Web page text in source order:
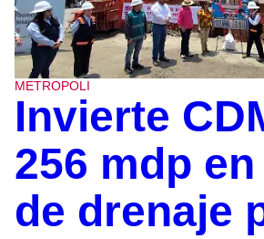
METROPOLI
Invierte
256 mdp
de drenaje